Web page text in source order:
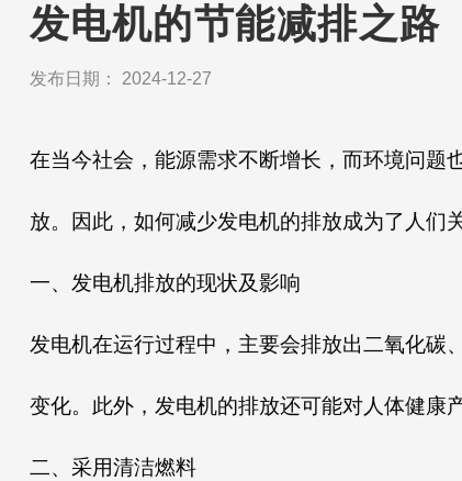
发电机的节能减排之路
发布日期： 2024-12-27
在当今社会，能源需求不断增长，而环境问题
放。因此，如何减少发电机的排放成为了人们
一、发电机排放的现状及影响
发电机在运行过程中，主要会排放出二氧化碳
变化。此外，发电机的排放还可能对人体健康
二、采用清洁燃料